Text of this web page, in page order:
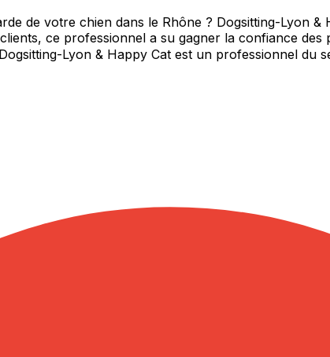
de votre chien dans le Rhône ? Dogsitting-Lyon &
ce professionnel a su gagner la confiance
Lyon & Happy Cat est un professionnel du